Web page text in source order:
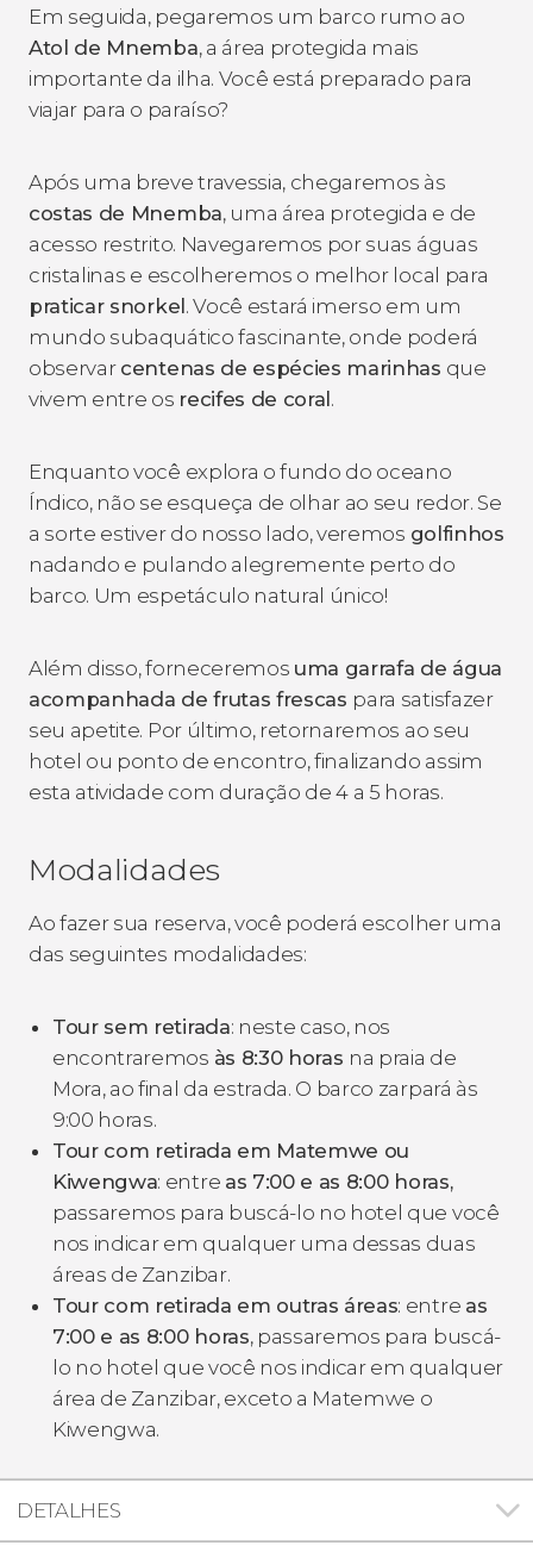
Em seguida, pegaremos um barco rumo ao
Atol de Mnemba, a área protegida mais
importante da ilha. Você está preparado para
viajar para o paraíso?
Após uma breve travessia, chegaremos às
costas de Mnemba, uma área protegida e de
acesso restrito. Navegaremos por suas águas
cristalinas e escolheremos o melhor local para
praticar snorkel. Você estará imerso em um
mundo subaquático fascinante, onde poderá
observar centenas de espécies marinhas que
vivem entre os recifes de coral.
Enquanto você explora o fundo do oceano
Índico, não se esqueça de olhar ao seu redor. Se
a sorte estiver do nosso lado, veremos golfinhos
nadando e pulando alegremente perto do
barco. Um espetáculo natural único!
Além disso, forneceremos uma garrafa de água
acompanhada de frutas frescas para satisfazer
seu apetite. Por último, retornaremos ao seu
hotel ou ponto de encontro, finalizando assim
esta atividade com duração de 4 a 5 horas.
Modalidades
Ao fazer sua reserva, você poderá escolher uma
das seguintes modalidades:
Tour sem retirada: neste caso, nos
encontraremos às 8:30 horas na praia de
Mora, ao final da estrada. O barco zarpará às
9:00 horas.
Tour com retirada em Matemwe ou
Kiwengwa: entre as 7:00 e as 8:00 horas,
passaremos para buscá-lo no hotel que você
nos indicar em qualquer uma dessas duas
áreas de Zanzibar.
Tour com retirada em outras áreas: entre as
7:00 e as 8:00 horas, passaremos para buscá-
lo no hotel que você nos indicar em qualquer
área de Zanzibar, exceto a Matemwe o
Kiwengwa.
DETALHES